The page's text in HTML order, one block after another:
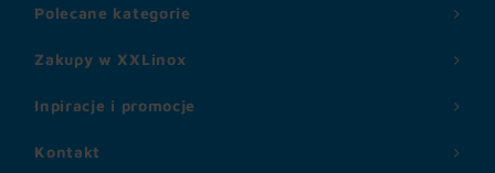
Zakupy w XXLinox
Inpiracje i promocje
Polecane kategorie
Kontakt